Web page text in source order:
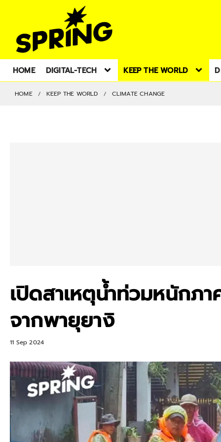
HOME DIGITAL-TECH KEEP THE WORLD
HOME KEEP THE WORLD CLIMATE CHANGE
เปิดสาเหตุน้ำท่วมหนักภ
จากพายุยางิ
11 Sep 2024